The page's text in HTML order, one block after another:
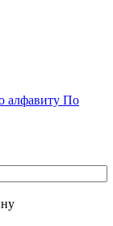
алфавиту По